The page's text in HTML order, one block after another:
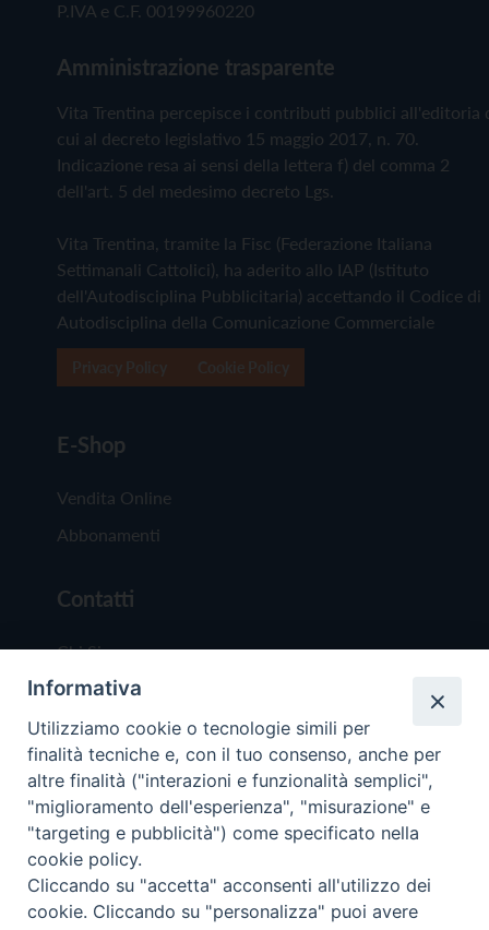
P.IVA e C.F. 00199960220
Amministrazione trasparente
Vita Trentina percepisce i contributi pubblici all'editoria
cui al decreto legislativo 15 maggio 2017, n. 70.
Indicazione resa ai sensi della lettera f) del comma 2
dell'art. 5 del medesimo decreto Lgs.
Vita Trentina, tramite la Fisc (Federazione Italiana
Settimanali Cattolici), ha aderito allo IAP (Istituto
dell'Autodisciplina Pubblicitaria) accettando il Codice di
Autodisciplina della Comunicazione Commerciale
E-Shop
Vendita Online
Abbonamenti
Contatti
Chi Siamo
Redazione
Scrivici
Copyright © 2019 - Tutti i diritti riservati - Vita
Trentina Editrice
Informativa
Utilizziamo cookie o tecnologie simili per
finalità tecniche e, con il tuo consenso, anche per
altre finalità ("interazioni e funzionalità semplici",
"miglioramento dell'esperienza", "misurazione" e
"targeting e pubblicità") come specificato nella
cookie policy.
Cliccando su "accetta" acconsenti all'utilizzo dei
cookie. Cliccando su "personalizza" puoi avere